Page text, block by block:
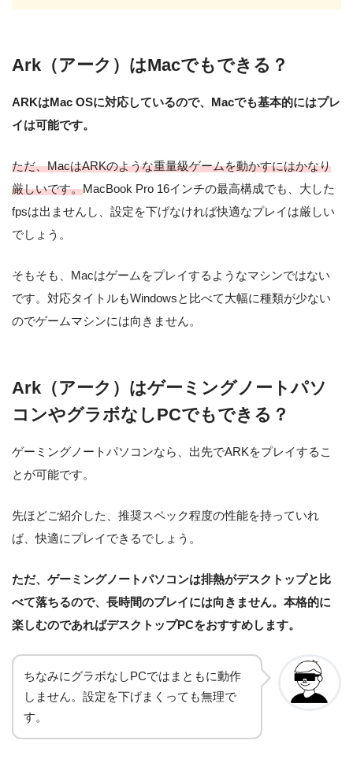
Ark（アーク）はMacでもできる？
ARKはMac OSに対応しているので、Macでも基本的にはプレ
イは可能です。
ただ、MacはARKのような重量級ゲームを動かすにはかなり
厳しいです。MacBook Pro 16インチの最高構成でも、大した
fpsは出ませんし、設定を下げなければ快適なプレイは厳しい
でしょう。
そもそも、Macはゲームをプレイするようなマシンではない
です。対応タイトルもWindowsと比べて大幅に種類が少ない
のでゲームマシンには向きません。
Ark（アーク）はゲーミングノートパソ
コンやグラボなしPCでもできる？
ゲーミングノートパソコンなら、出先でARKをプレイするこ
とが可能です。
先ほどご紹介した、推奨スペック程度の性能を持っていれ
ば、快適にプレイできるでしょう。
ただ、ゲーミングノートパソコンは排熱がデスクトップと比
べて落ちるので、長時間のプレイには向きません。本格的に
楽しむのであればデスクトップPCをおすすめします。
ちなみにグラボなしPCではまともに動作
しません。設定を下げまくっても無理で
す。